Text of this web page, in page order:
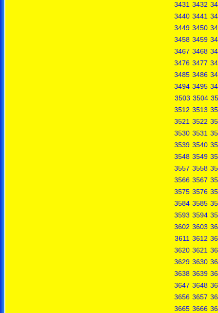
3431 3432
3440 3441
3449 3450
3458 3459
3467 3468
3476 3477
3485 3486
3494 3495
3503 3504
3512 3513
3521 3522
3530 3531
3539 3540
3548 3549
3557 3558
3566 3567
3575 3576
3584 3585
3593 3594
3602 3603
3611 3612
3620 3621
3629 3630
3638 3639
3647 3648
3656 3657
3665 3666